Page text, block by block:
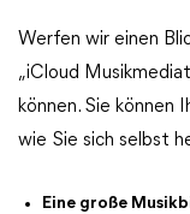
Werfen wir einen
„iCloud
können. Sie können
wie Sie sich selbst
Eine große